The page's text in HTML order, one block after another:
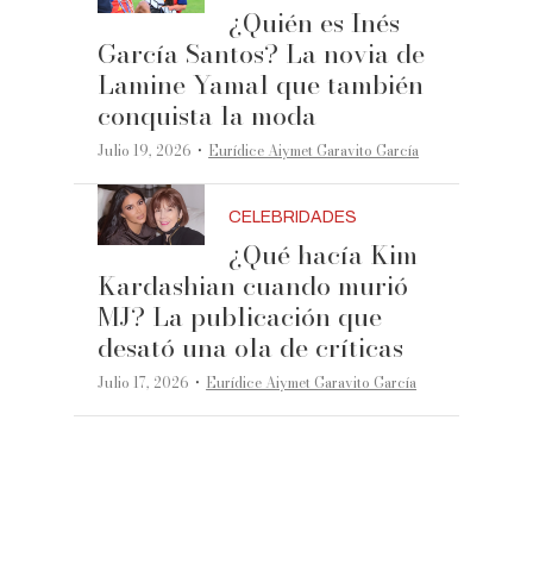
¿Quién es Inés
García Santos? La novia de
Lamine Yamal que también
conquista la moda
Julio 19, 2026 ·Eurídice Aiymet Garavito García
CELEBRIDADES
¿Qué hacía Kim
Kardashian cuando murió
MJ? La publicación que
desató una ola de críticas
Julio 17, 2026 ·Eurídice Aiymet Garavito García